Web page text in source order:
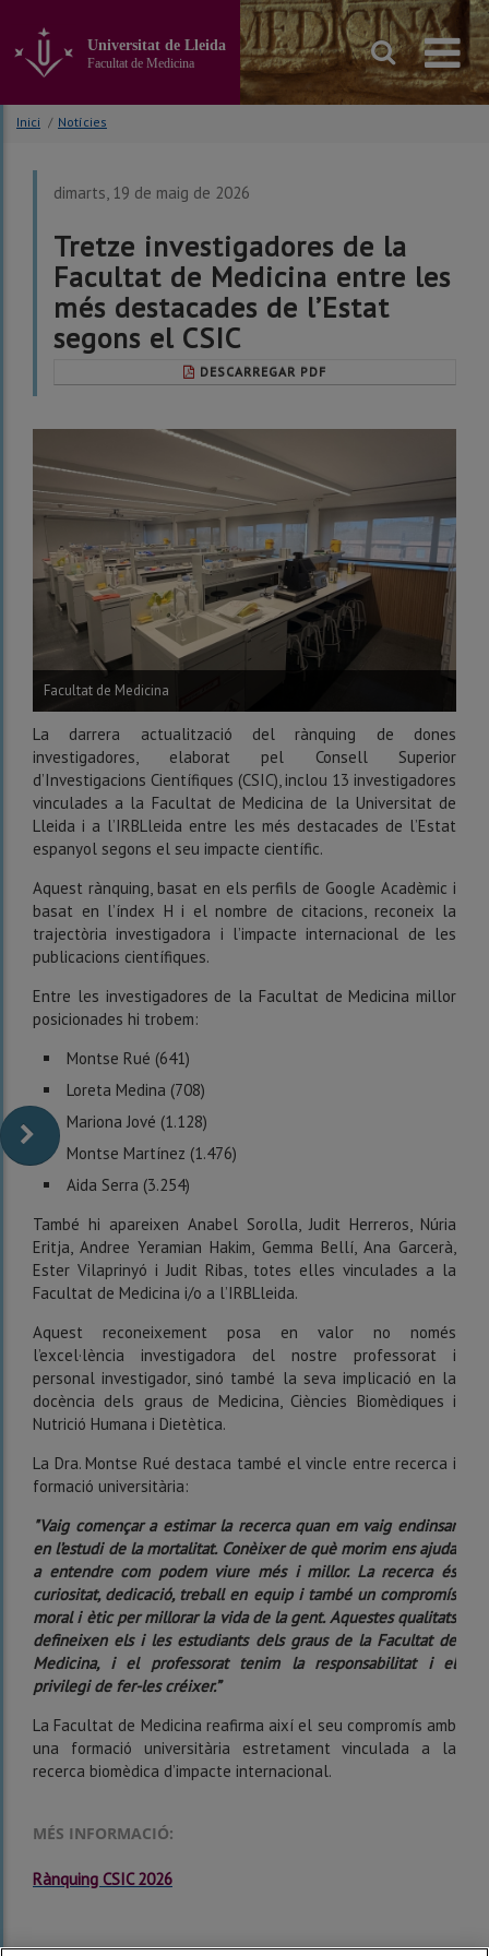
contingut
principal
Universitat de Lleida
Facultat de Medicina
Inici / Notícies
dimarts, 19 de maig de 2026
Tretze investigadores de la
Facultat de Medicina entre les
més destacades de l’Estat
segons el CSIC
DESCARREGAR PDF
Facultat de Medicina
La darrera actualització del rànquing de dones
investigadores, elaborat pel Consell Superior
d’Investigacions Científiques (CSIC), inclou 13 investigadores
vinculades a la Facultat de Medicina de la Universitat de
Lleida i a l’IRBLleida entre les més destacades de l’Estat
espanyol segons el seu impacte científic.
Aquest rànquing, basat en els perfils de Google Acadèmic i
basat en l’índex H i el nombre de citacions, reconeix la
trajectòria investigadora i l’impacte internacional de les
publicacions científiques.
Entre les investigadores de la Facultat de Medicina millor
posicionades hi trobem:
Montse Rué (641)
Loreta Medina (708)
Mariona Jové (1.128)
Montse Martínez (1.476)
Aida Serra (3.254)
També hi apareixen Anabel Sorolla, Judit Herreros, Núria
Eritja, Andree Yeramian Hakim, Gemma Bellí, Ana Garcerà,
Ester Vilaprinyó i Judit Ribas, totes elles vinculades a la
Facultat de Medicina i/o a l’IRBLleida.
Aquest reconeixement posa en valor no només
l’excel·lència investigadora del nostre professorat i
personal investigador, sinó també la seva implicació en la
docència dels graus de Medicina, Ciències Biomèdiques i
Nutrició Humana i Dietètica.
La Dra. Montse Rué destaca també el vincle entre recerca i
formació universitària:
"Vaig començar a estimar la recerca quan em vaig endinsar
en l’estudi de la mortalitat. Conèixer de què morim ens ajuda
a entendre com podem viure més i millor. La recerca és
curiositat, dedicació, treball en equip i també un compromís
moral i ètic per millorar la vida de la gent. Aquestes qualitats
defineixen els i les estudiants dels graus de la Facultat de
Medicina, i el professorat tenim la responsabilitat i el
privilegi de fer-les créixer.”
La Facultat de Medicina reafirma així el seu compromís amb
una formació universitària estretament vinculada a la
recerca biomèdica d’impacte internacional.
MÉS INFORMACIÓ:
Rànquing CSIC 2026